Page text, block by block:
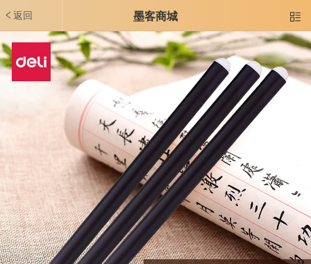
返回 墨客商城 